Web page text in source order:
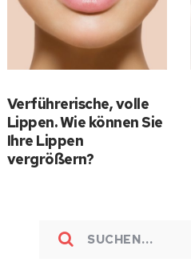
Verführerische, volle
Lippen. Wie können Sie
Ihre Lippen
vergrößern?